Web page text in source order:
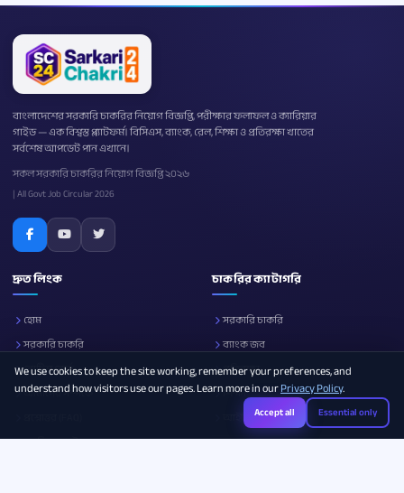
বাংলাদেশের সরকারি চাকরির নিয়োগ বিজ্ঞপ্তি, পরীক্ষার ফলাফল ও ক্যারিয়ার
গাইড — এক বিশ্বস্ত প্ল্যাটফর্ম। বিসিএস, ব্যাংক, রেল, শিক্ষা ও প্রতিরক্ষা খাতের
সর্বশেষ আপডেট পান এখানে।
সকল সরকারি চাকরির নিয়োগ বিজ্ঞপ্তি ২০২৬
| All Govt Job Circular 2026
দ্রুত লিংক
হোম
সরকারি চাকরি
নোটিশ বোর্ড
আমাদের সম্পর্কে
ক্যারিয়ার গাইড
চাকরির ক্যাটাগরি
সরকারি চাকরি
ব্যাংক জব
প্রতিরক্ষা
শিক্ষা
আইসিটি
We use cookies to keep the site working, remember your preferences, and
understand how visitors use our pages. Learn more in ourPrivacy Policy.
Accept all Essential only